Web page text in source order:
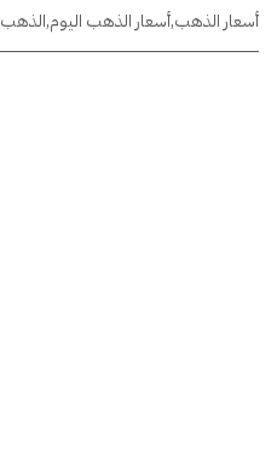
أسعار الذهب,أسعار الذهب اليوم,الذهب